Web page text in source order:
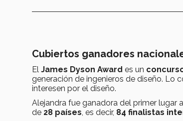
Cubiertos ganadores
El James Dyson Award es un
generación de ingenieros de diseño. Lo
interesen por el diseño.
Alejandra fue ganadora del primer lugar
de 28 países , es decir, 84 finalistas